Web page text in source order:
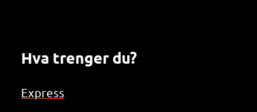
Hva trenger du?
Express